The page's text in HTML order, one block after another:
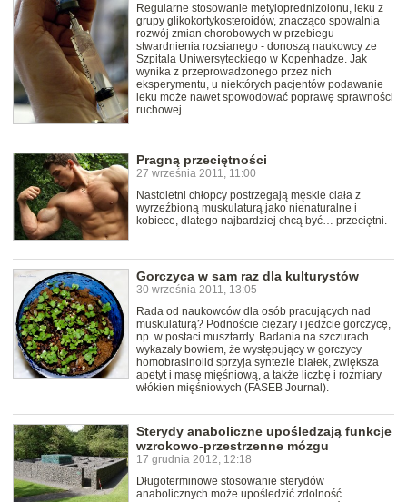
Regularne stosowanie metyloprednizolonu, leku z
grupy glikokortykosteroidów, znacząco spowalnia
rozwój zmian chorobowych w przebiegu
stwardnienia rozsianego - donoszą naukowcy ze
Szpitala Uniwersyteckiego w Kopenhadze. Jak
wynika z przeprowadzonego przez nich
eksperymentu, u niektórych pacjentów podawanie
leku może nawet spowodować poprawę sprawności
ruchowej.
Pragną przeciętności
27 września 2011, 11:00
Nastoletni chłopcy postrzegają męskie ciała z
wyrzeźbioną muskulaturą jako nienaturalne i
kobiece, dlatego najbardziej chcą być… przeciętni.
Gorczyca w sam raz dla kulturystów
30 września 2011, 13:05
Rada od naukowców dla osób pracujących nad
muskulaturą? Podnoście ciężary i jedzcie gorczycę,
np. w postaci musztardy. Badania na szczurach
wykazały bowiem, że występujący w gorczycy
homobrasinolid sprzyja syntezie białek, zwiększa
apetyt i masę mięśniową, a także liczbę i rozmiary
włókien mięśniowych (FASEB Journal).
Sterydy anaboliczne upośledzają funkcje
wzrokowo-przestrzenne mózgu
17 grudnia 2012, 12:18
Długoterminowe stosowanie sterydów
anabolicznych może upośledzić zdolność